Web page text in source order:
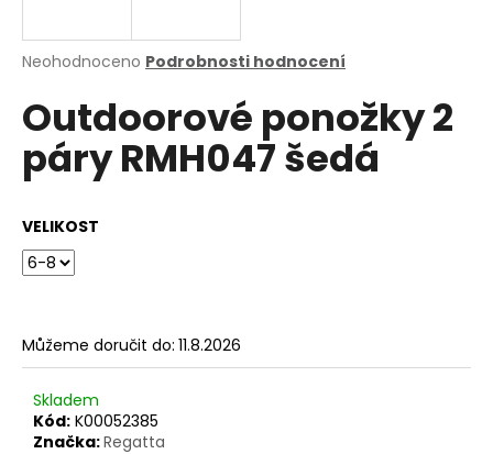
Průměrné
produktu
je
5
Neohodnoceno Podrobnosti hodnocení
Outdoorové ponožky 2
páry RMH047 šedá
VELIKOST
Můžeme doručit do: 11.8.2026
Skladem
Kód: K00052385
Značka:Regatta
j
t
?
D
o
p
o